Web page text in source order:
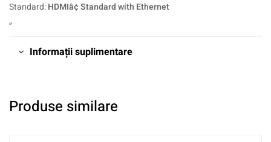
Standard:HDMIâ¢ Standard with Ethernet
„
Informații suplimentare
Produse similare